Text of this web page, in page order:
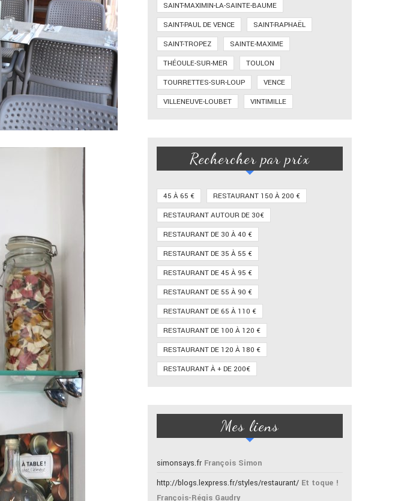
SAINT-MAXIMIN-LA-SAINTE-BAUME
SAINT-PAUL DE VENCE
SAINT-RAPHAËL
SAINT-TROPEZ
SAINTE-MAXIME
THÉOULE-SUR-MER
TOULON
TOURRETTES-SUR-LOUP
VENCE
VILLENEUVE-LOUBET
VINTIMILLE
Rechercher par prix
45 À 65 €
RESTAURANT 150 À 200 €
RESTAURANT AUTOUR DE 30€
RESTAURANT DE 30 À 40 €
RESTAURANT DE 35 À 55 €
RESTAURANT DE 45 À 95 €
RESTAURANT DE 55 À 90 €
RESTAURANT DE 65 À 110 €
RESTAURANT DE 100 À 120 €
RESTAURANT DE 120 À 180 €
RESTAURANT À + DE 200€
Mes liens
simonsays.fr François Simon
http://blogs.lexpress.fr/styles/restaurant/ Et toque !
François-Régis Gaudry